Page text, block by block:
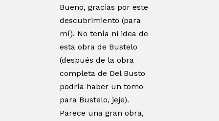
Bueno, gracias por este
descubrimiento (para
mí). No tenía ni idea de
esta obra de Bustelo
(después de la obra
completa de Del Busto
podría haber un tomo
para Bustelo, jeje).
Parece una gran obra,